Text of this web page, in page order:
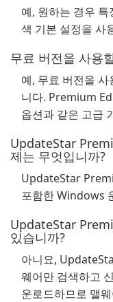
예, 원하는 경우
색 기본 설정을 사
무료 버전을 사용
예, 무료 버전을
니다. Premium
옵션과 같은 고급
UpdateStar
제는 무엇입니까?
UpdateStar
포함한 Windows
UpdateStar
있습니까?
아니요,
웨어만 검색하고
운로드하므로 맬